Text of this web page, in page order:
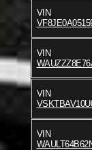
VIN
VIN
VIN
VIN